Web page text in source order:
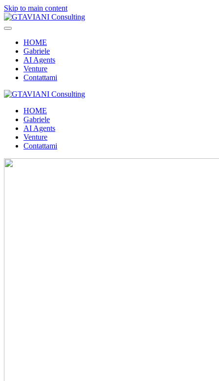
Skip to main content
HOME
Gabriele
AI Agents
Venture
Contattami
HOME
Gabriele
AI Agents
Venture
Contattami